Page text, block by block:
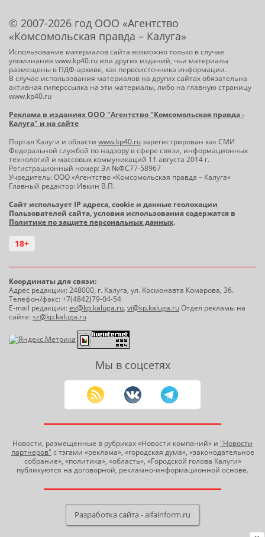
© 2007-2026 год ООО «Агентство
«Комсомольская правда – Калуга»
Использование материалов сайта возможно только в случае
упоминания www.kp40.ru или других изданий, чьи материалы
размещены в ПДФ-архиве, как первоисточника информации.
В случае использования материалов на других сайтах обязательна
активная гиперссылка на эти материалы, либо на главную страницу
www.kp40.ru
Реклама в изданиях ООО "Агентство "Комсомольская правда -
Калуга" и на сайте
Портал Калуги и области www.kp40.ruзарегистрирован как СМИ
Федеральной службой по надзору в сфере связи, информационных
технологий и массовых коммуникаций 11 августа 2014 г.
Регистрационный номер: Эл №ФС77-58967
Учредитель: ООО «Агентство «Комсомольская правда – Калуга»
Главный редактор: Ивкин В.П.
Сайт использует IP адреса, cookie и данные геолокации
Пользователей сайта, условия использования содержатся в
Политике по защите персональных данных.
18+
Координаты для связи:
Адрес редакции: 248000, г. Калуга, ул. Космонавта Комарова, 36.
Телефон/факс: +7(4842)79-04-54
E-mail редакции:ev@kp.kaluga.ru, vi@kp.kaluga.ruОтдел рекламы на
сайте:sz@kp.kaluga.ru
Мы в соцсетях
Новости, размещенные в рубриках «Новости компаний» и "Новости
партнеров" с тэгами «реклама», «городская дума», «законодательное
собрание», «политика», «область», «Городской голова Калуги»
публикуются на договорной, рекламно-информационной основе.
Разработка сайта - alfainform.ru